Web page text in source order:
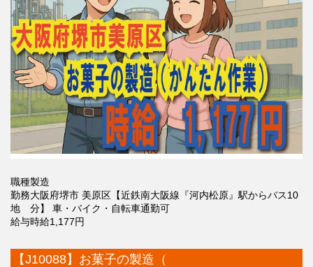
職種製造
勤務
地
大阪府堺市 美原区【近鉄南大阪線『河内松原』駅からバス10
分】 車・バイク・自転車通勤可
給与時給1,177円
【J10088】お菓子の製造（